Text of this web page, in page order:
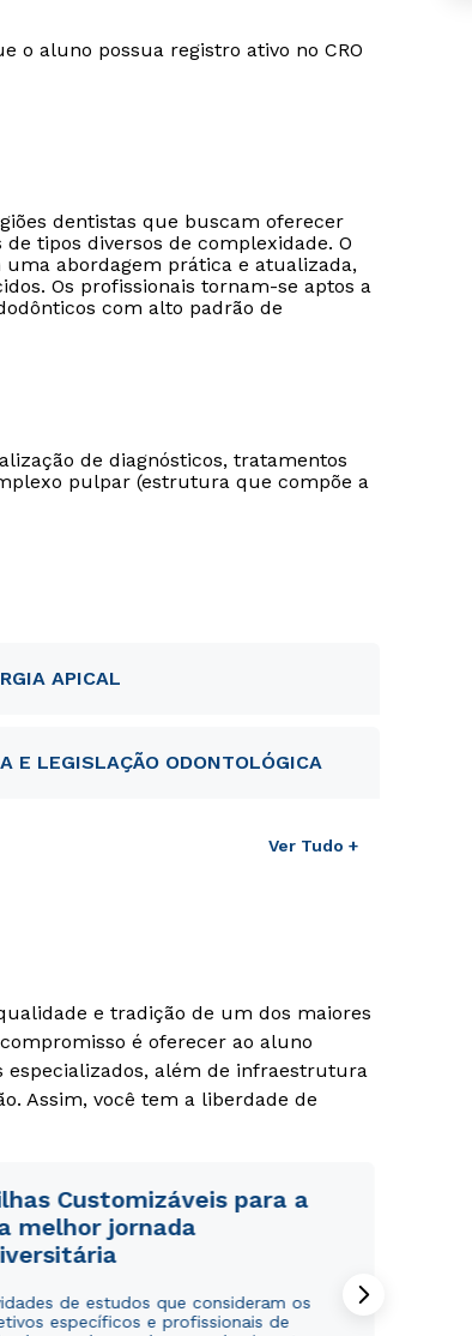
o aluno possua registro ativo no CRO
dentistas que buscam oferecer
tipos diversos de complexidade. O
abordagem prática e atualizada,
Os profissionais tornam-se aptos a
com alto padrão de
de diagnósticos, tratamentos
pulpar (estrutura que compõe a
APICAL
E LEGISLAÇÃO ODONTOLÓGICA
Ver Tudo +
e tradição de um dos maiores
é oferecer ao aluno
especializados, além de infraestrutura
Assim, você tem a liberdade de
Customizáveis para a
melhor jornada
de estudos que consideram os
específicos e profissionais de